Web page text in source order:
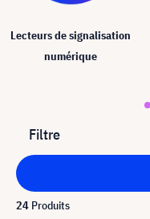
Lecteurs de signalisation
numérique
Filtre
24 Produits